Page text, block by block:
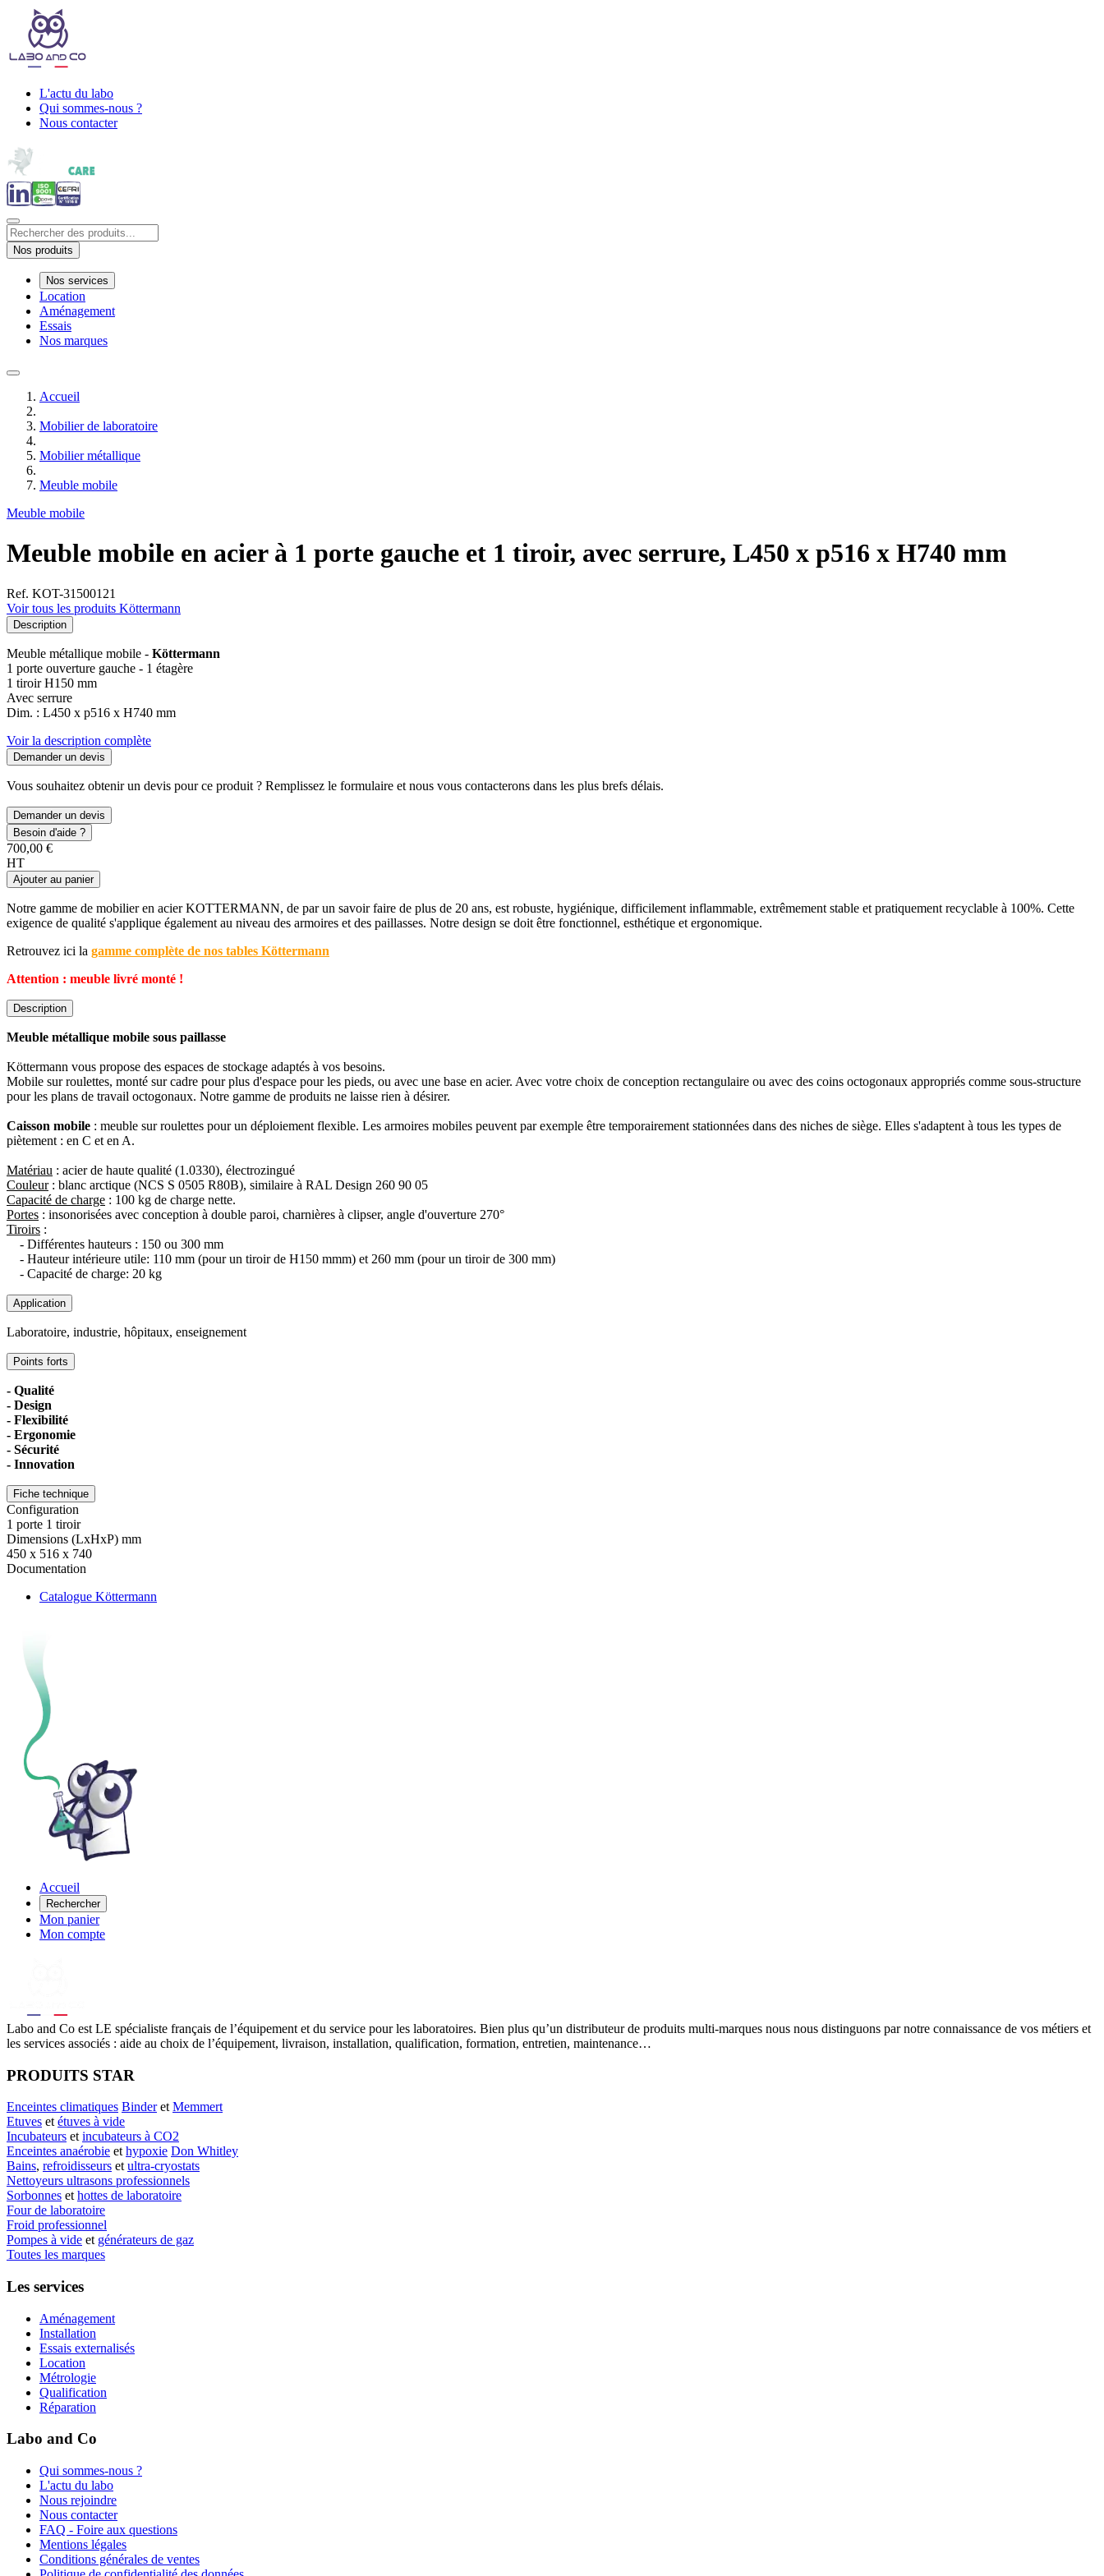
L'actu du labo
Qui sommes-nous ?
Nous contacter
Nos produits
Nos services
Location
Aménagement
Essais
Nos marques
Accueil
Mobilier de laboratoire
Mobilier métallique
Meuble mobile
Meuble mobile
Meuble mobile en acier à 1 porte gauche et 1 tiroir, avec serrure, L450 x p516 x H740 mm
Ref. KOT-31500121
Voir tous les produits Köttermann
Description
Meuble métallique mobile - Köttermann
1 porte ouverture gauche - 1 étagère
1 tiroir H150 mm
Avec serrure
Dim. : L450 x p516 x H740 mm
Voir la description complète
Demander un devis
Vous souhaitez obtenir un devis pour ce produit ? Remplissez le formulaire et nous vous contacterons dans les plus brefs délais.
Demander un devis
Besoin d'aide ?
700,00 €
HT
Ajouter au panier
Notre gamme de mobilier en acier KOTTERMANN, de par un savoir faire de plus de 20 ans, est robuste, hygiénique, difficilement inflammable, extrêmement stable et pratiquement recyclable à 100%. Cette
exigence de qualité s'applique également au niveau des armoires et des paillasses. Notre design se doit être fonctionnel, esthétique et ergonomique.
Retrouvez ici la gamme complète de nos tables Köttermann
Attention : meuble livré monté !
Description
Meuble métallique mobile sous paillasse
Köttermann vous propose des espaces de stockage adaptés à vos besoins.
Mobile sur roulettes, monté sur cadre pour plus d'espace pour les pieds, ou avec une base en acier. Avec votre choix de conception rectangulaire ou avec des coins octogonaux appropriés comme sous-structure
pour les plans de travail octogonaux. Notre gamme de produits ne laisse rien à désirer.
Caisson mobile : meuble sur roulettes pour un déploiement flexible. Les armoires mobiles peuvent par exemple être temporairement stationnées dans des niches de siège. Elles s'adaptent à tous les types de
piètement : en C et en A.
Matériau : acier de haute qualité (1.0330), électrozingué
Couleur: blanc arctique (NCS S 0505 R80B), similaire à RAL Design 260 90 05
Capacité de charge : 100 kg de charge nette.
Portes : insonorisées avec conception à double paroi, charnières à clipser, angle d'ouverture 270°
Tiroirs :
- Différentes hauteurs : 150 ou 300 mm
- Hauteur intérieure utile: 110 mm (pour un tiroir de H150 mmm) et 260 mm (pour un tiroir de 300 mm)
- Capacité de charge: 20 kg
Application
Laboratoire, industrie, hôpitaux, enseignement
Points forts
- Qualité
- Design
- Flexibilité
- Ergonomie
- Sécurité
- Innovation
Fiche technique
Configuration
1 porte 1 tiroir
Dimensions (LxHxP) mm
450 x 516 x 740
Documentation
Catalogue Köttermann
Accueil
Rechercher
Mon panier
Mon compte
Labo and Co est LE spécialiste français de l’équipement et du service pour les laboratoires. Bien plus qu’un distributeur de produits multi-marques nous nous distinguons par notre connaissance de vos métiers et
les services associés : aide au choix de l’équipement, livraison, installation, qualification, formation, entretien, maintenance…
PRODUITS STAR
Enceintes climatiques Binderet Memmert
Etuves et étuves à vide
Incubateurs et incubateurs à CO2
Enceintes anaérobie et hypoxie Don Whitley
Bains, refroidisseurs et ultra-cryostats
Nettoyeurs ultrasons professionnels
Sorbonnes et hottes de laboratoire
Four de laboratoire
Froid professionnel
Pompes à vide et générateurs de gaz
Toutes les marques
Les services
Aménagement
Installation
Essais externalisés
Location
Métrologie
Qualification
Réparation
Labo and Co
Qui sommes-nous ?
L'actu du labo
Nous rejoindre
Nous contacter
FAQ - Foire aux questions
Mentions légales
Conditions générales de ventes